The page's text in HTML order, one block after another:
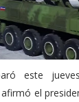
este
el